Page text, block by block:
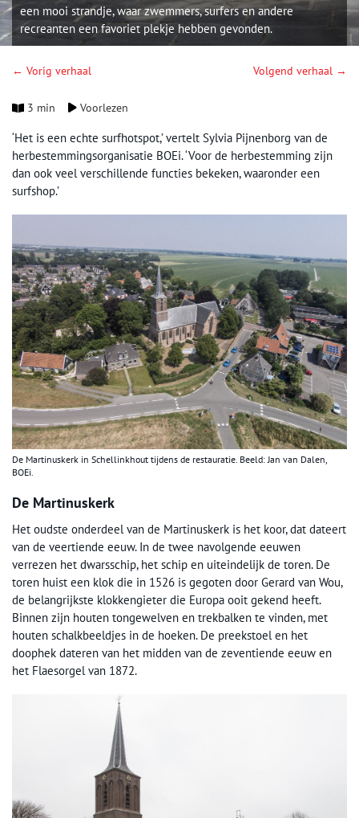
een mooi strandje, waar zwemmers, surfers en andere
recreanten een favoriet plekje hebben gevonden.
← Vorig verhaal Volgend verhaal →
3 min Voorlezen
‘Het is een echte surfhotspot,’ vertelt Sylvia Pijnenborg van de
herbestemmingsorganisatie BOEi. ‘Voor de herbestemming zijn
dan ook veel verschillende functies bekeken, waaronder een
surfshop.’
De Martinuskerk in Schellinkhout tijdens de restauratie. Beeld: Jan van Dalen,
BOEi.
De Martinuskerk
Het oudste onderdeel van de Martinuskerk is het koor, dat dateert
van de veertiende eeuw. In de twee navolgende eeuwen
verrezen het dwarsschip, het schip en uiteindelijk de toren. De
toren huist een klok die in 1526 is gegoten door Gerard van Wou,
de belangrijkste klokkengieter die Europa ooit gekend heeft.
Binnen zijn houten tongewelven en trekbalken te vinden, met
houten schalkbeeldjes in de hoeken. De preekstoel en het
doophek dateren van het midden van de zeventiende eeuw en
het Flaesorgel van 1872.